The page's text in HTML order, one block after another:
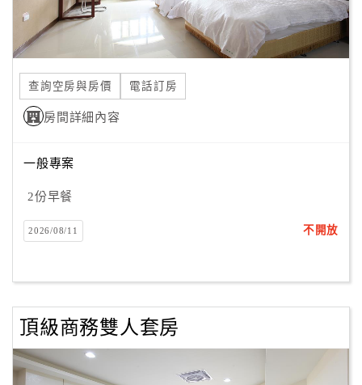
客
紅
利
查
訂
房
Q&A
旅
卡
訂
房
查詢空房與房價 電話訂房
房間詳細內容
一般專案
2份早餐
2026/08/11 不開放
頂級商務雙人套房